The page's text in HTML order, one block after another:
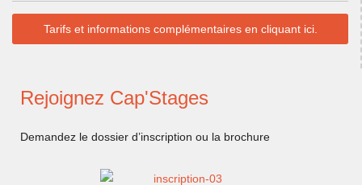
Tarifs et informations complémentaires en cliquant ici.
Rejoignez Cap'Stages
Demandez le dossier d’inscription ou la brochure